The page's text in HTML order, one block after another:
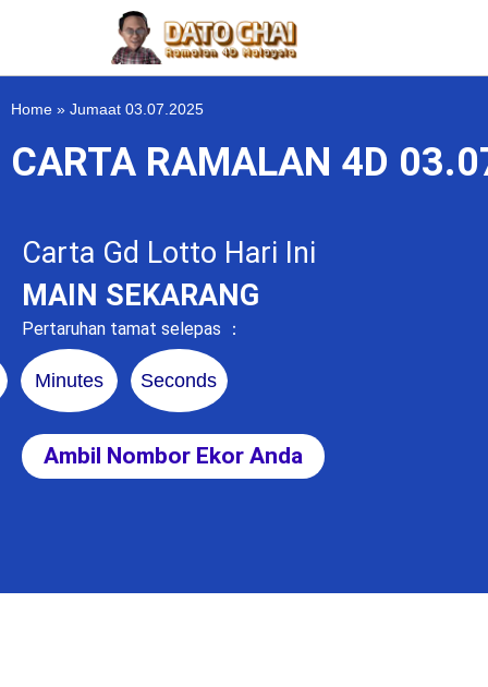
Home » Jumaat 03.07.2025
CARTA RAMALAN 4D
Carta Gd Lotto Hari Ini
MAIN SEKARANG
Pertaruhan tamat selepas ：
Minutes Seconds
Ambil Nombor Ekor Anda